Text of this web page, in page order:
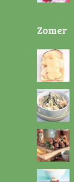
Zomer